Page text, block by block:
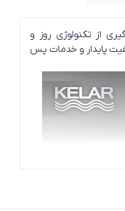
از تکنولوژی روز و
پایدار و خدمات پس